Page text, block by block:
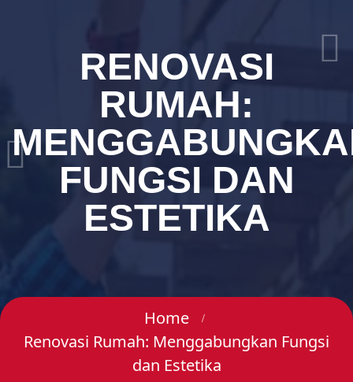
RENOVASI
RUMAH:
FUNGSI DAN
ESTETIKA
Home
Renovasi Rumah: Menggabungkan Fungsi
dan Estetika